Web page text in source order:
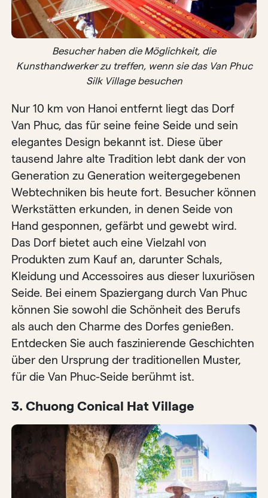
Besucher haben die Möglichkeit, die
Kunsthandwerker zu treffen, wenn sie das Van Phuc
Silk Village besuchen
Nur 10 km von Hanoi entfernt liegt das Dorf
Van Phuc, das für seine feine Seide und sein
elegantes Design bekannt ist. Diese über
tausend Jahre alte Tradition lebt dank der von
Generation zu Generation weitergegebenen
Webtechniken bis heute fort. Besucher können
Werkstätten erkunden, in denen Seide von
Hand gesponnen, gefärbt und gewebt wird.
Das Dorf bietet auch eine Vielzahl von
Produkten zum Kauf an, darunter Schals,
Kleidung und Accessoires aus dieser luxuriösen
Seide. Bei einem Spaziergang durch Van Phuc
können Sie sowohl die Schönheit des Berufs
als auch den Charme des Dorfes genießen.
Entdecken Sie auch faszinierende Geschichten
über den Ursprung der traditionellen Muster,
für die Van Phuc-Seide berühmt ist.
3. Chuong Conical Hat Village